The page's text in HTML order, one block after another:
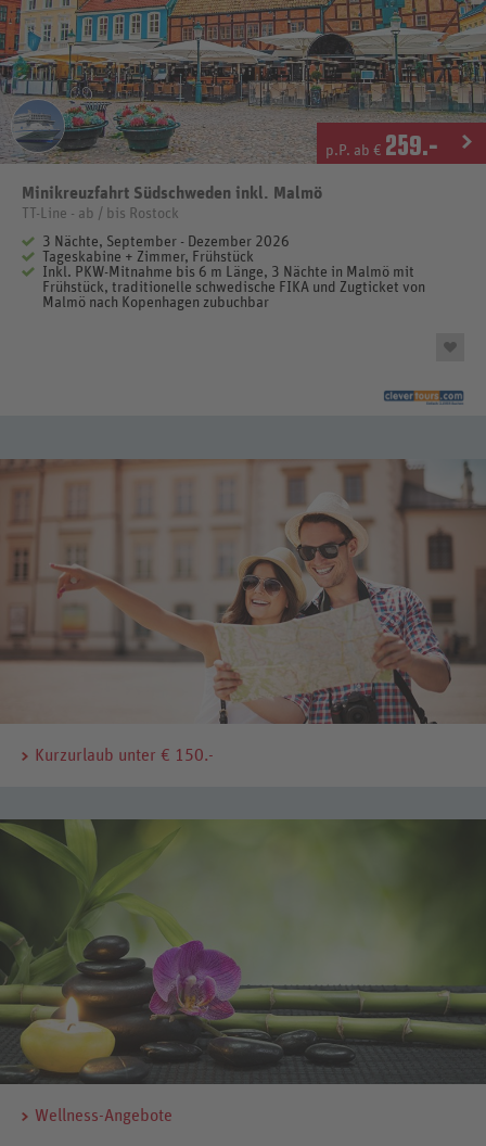
p.P. ab € 259.-
Minikreuzfahrt Südschweden inkl. Malmö
TT-Line - ab / bis Rostock
3 Nächte, September - Dezember 2026
Tageskabine + Zimmer, Frühstück
Inkl. PKW-Mitnahme bis 6 m Länge, 3 Nächte in Malmö mit
Frühstück, traditionelle schwedische FIKA und Zugticket von
Malmö nach Kopenhagen zubuchbar
Kurzurlaub unter € 150.-
Wellness-Angebote